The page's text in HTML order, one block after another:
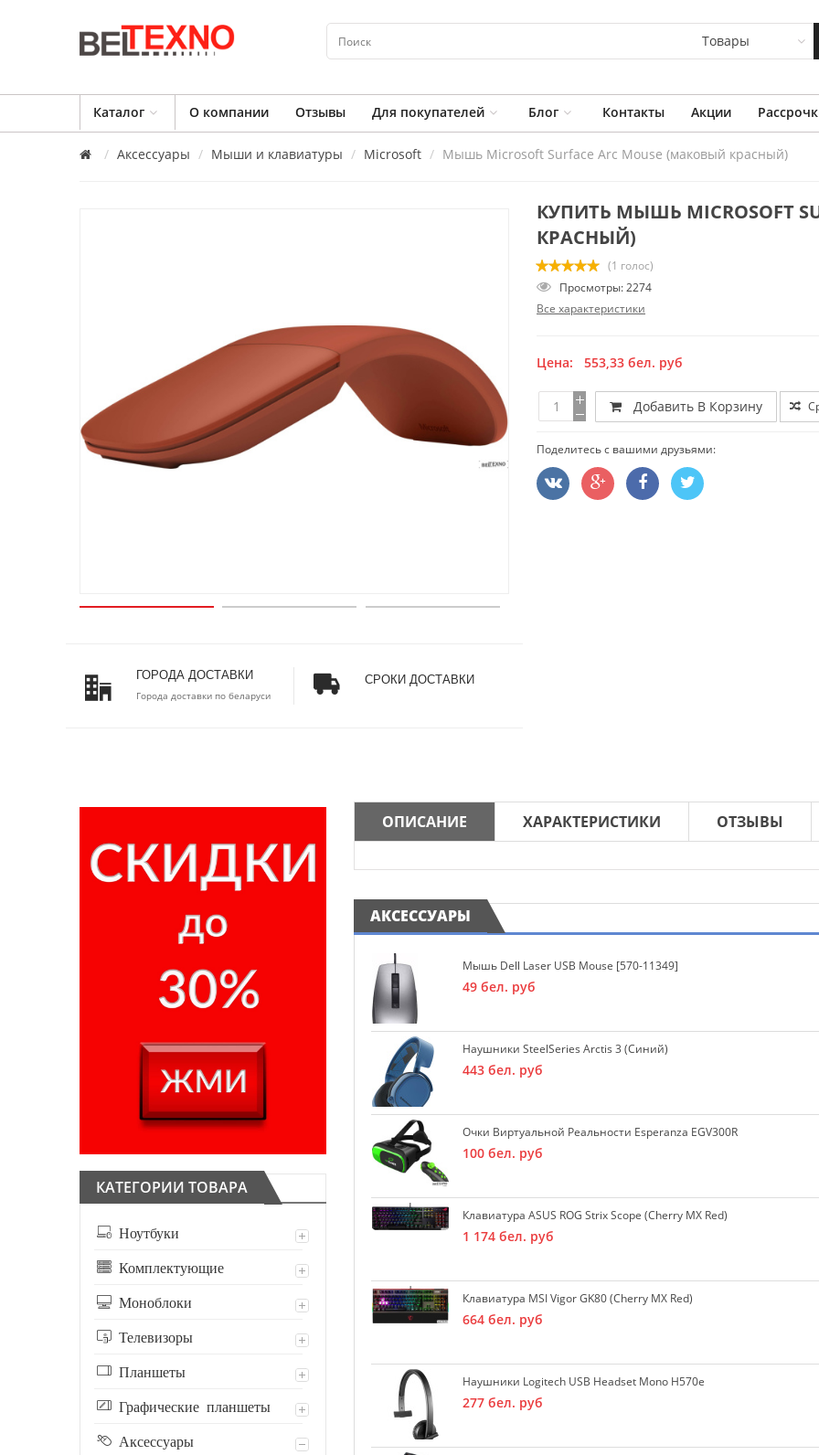
Товары
Каталог О компании Отзывы Для покупателей Блог Контакты Акции
Аксессуары Мыши и клавиатуры Microsoft Мышь Microsoft Surface Arc Mouse (маковый красный)
ГОРОДА ДОСТАВКИ
Города доставки по беларуси
СРОКИ ДОСТАВКИ
КУПИТЬ МЫШЬ MICROSOFT
КРАСНЫЙ)
(1 голос)
Просмотры: 2274
Все характеристики
Цена: 553,33 бел. руб
Добавить В Корзину
Поделитесь с вашими друзьями:
КАТЕГОРИИ ТОВАРА
Ноутбуки
Комплектующие
Моноблоки
Телевизоры
Планшеты
Графические планшеты
Аксессуары
ОПИСАНИЕ ХАРАКТЕРИСТИКИ ОТЗЫВЫ
АКСЕССУАРЫ
Мышь Dell Laser USB Mouse [570-11349]
49 бел. руб
Наушники SteelSeries Arctis 3 (синий)
443 бел. руб
Очки Виртуальной Реальности Esperanza EGV300R
100 бел. руб
Клавиатура ASUS ROG Strix Scope (Cherry MX Red)
1 174 бел. руб
Клавиатура MSI Vigor GK80 (Cherry MX Red)
664 бел. руб
Наушники Logitech USB Headset Mono H570e
277 бел. руб